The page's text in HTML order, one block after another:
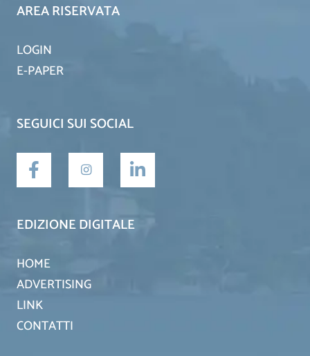
AREA RISERVATA
LOGIN
E-PAPER
SEGUICI SUI SOCIAL
EDIZIONE DIGITALE
HOME
ADVERTISING
LINK
CONTATTI